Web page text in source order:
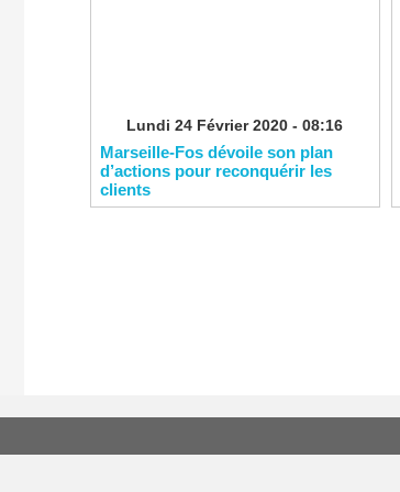
Lundi 24 Février 2020 - 08:16
Marseille-Fos dévoile son plan
d’actions pour reconquérir les
clients